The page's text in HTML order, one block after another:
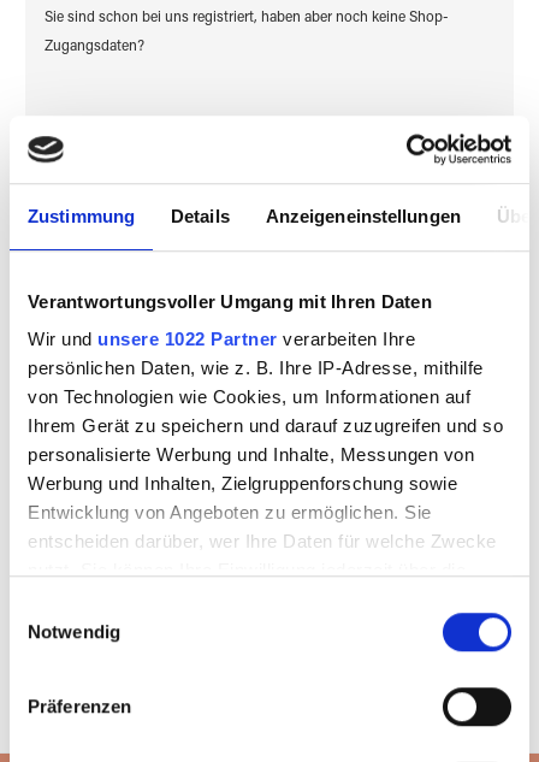
Zustimmung Details Anzeigeneinstellungen
Verantwortungsvoller Umgang mit Ihren Daten
Wir und unsere 1022 Partner verarbeiten Ihre
persönlichen Daten, wie z. B. Ihre IP-Adresse, mithilfe
von Technologien wie Cookies, um Informationen auf
Ihrem Gerät zu speichern und darauf zuzugreifen und so
personalisierte Werbung und Inhalte, Messungen von
Werbung und Inhalten, Zielgruppenforschung sowie
Entwicklung von Angeboten zu ermöglichen. Sie
entscheiden darüber, wer Ihre Daten für welche Zwecke
Trigger Symbol ändern oder widerrufen
Informationen über Ihre geografische Lage
Notwendig
Präferenzen
Sie sind schon bei uns registriert, haben aber noch keine Shop-
Zugangsdaten?
Sie sind noch kein Kunde und benötigen Shop-Zugangsdaten?
ZUGANG BEANTRAGEN